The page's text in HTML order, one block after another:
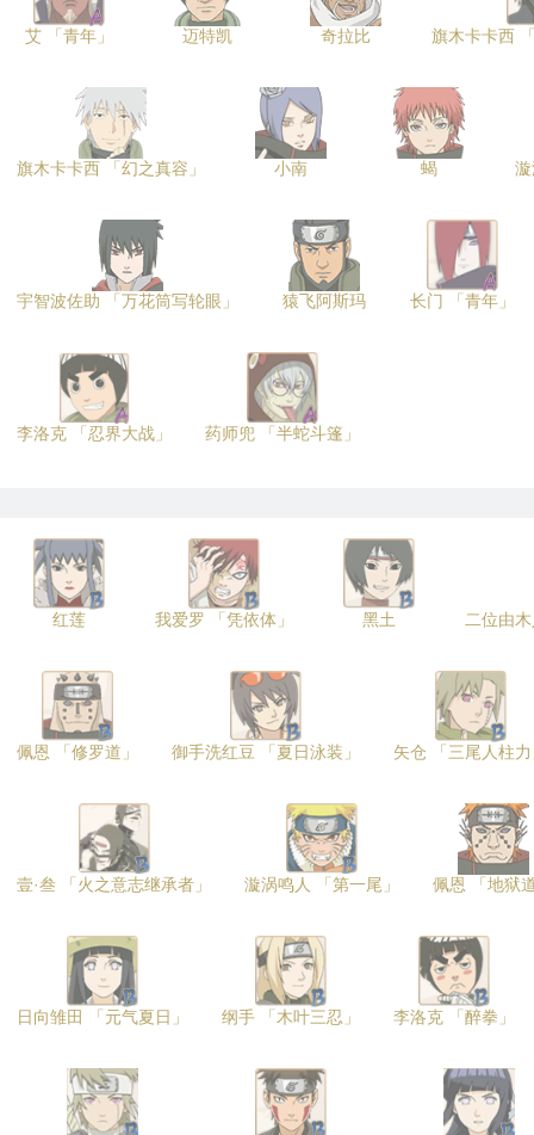
艾 「青年」 迈特凯 奇拉比 旗木卡卡西
旗木卡卡西 「幻之真容」 小南 蝎
宇智波佐助 「万花筒写轮眼」 猿飞阿斯玛 长门 「青年」
李洛克 「忍界大战」 药师兜 「半蛇斗篷」
红莲 我爱罗 「凭依体」 黑土 二位由
佩恩 「修罗道」 御手洗红豆 「夏日泳装」 矢仓 「三尾人柱
壹·叁 「火之意志继承者」 漩涡鸣人 「第一尾」 佩恩 「地狱
日向雏田 「元气夏日」 纲手 「木叶三忍」 李洛克 「醉拳」